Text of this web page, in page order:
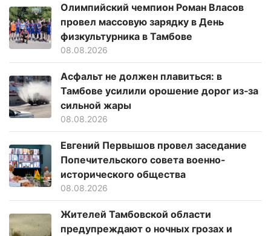
Олимпийский чемпион Роман Власов
провел массовую зарядку в День
физкультурника в Тамбове
08.08.2026
Асфальт не должен плавиться: в
Тамбове усилили орошение дорог из‑за
сильной жары
08.08.2026
Евгений Первышов провел заседание
Попечительского совета военно-
исторического общества
08.08.2026
Жителей Тамбовской области
предупреждают о ночных грозах и